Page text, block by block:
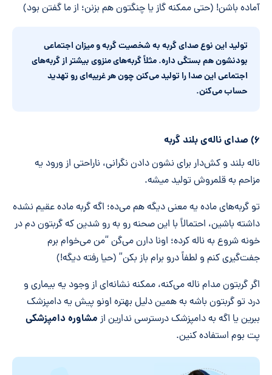
آماده باشن! (حتی ممکنه گاز یا چنگتون هم بزنن؛ از ما گفتن بود)
تولید این نوع صدای گربه به شخصیت گربه و میزان اجتماعی
بودنشون هم بستگی داره. مثلاً گربههای منزوی بیشتر از گربههای
اجتماعی این صدا را تولید میکنن چون هر غریبهای رو تهدید
حساب میکنن.
۶) صدای ناله‌ی بلند گربه
ناله بلند و کش‌دار برای نشون دادن نگرانی، ناراحتی از ورود یه
مزاحم به قلمروش تولید میشه.
تو گربه‌های ماده یه معنی دیگه هم می‌ده؛ اگه گربه ماده عقیم نشده
داشته باشین، احتمالاً با این صحنه رو به رو شدین که گربتون دم در
خونه شروع به ناله کرده؛ اونا دارن می‌گن “من می‌خوام برم
جفت‌گیری کنم و لطفاً درو برام باز بکن” (حیا رفته دیگه!)
اگر گربتون مدام ناله می‌کنه، ممکنه نشانه‌ای از وجود یه بیماری و
درد تو گربتون باشه به همین دلیل بهتره اونو پیش یه دامپزشک
ببرین یا اگه به دامپزشک درسترسی ندارین از مشاوره دامپزشکی
پت بوم استفاده کنین.